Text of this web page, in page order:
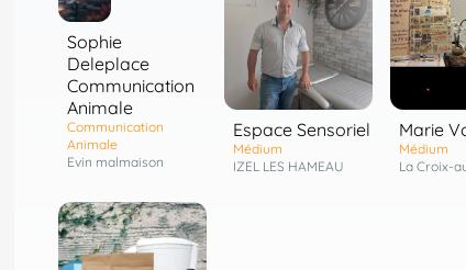
Sophie
Deleplace
Communication
Animale
Communication
Animale
Evin malmaison
Espace Sensoriel
Médium
IZEL LES HAMEAU
Marie
Médium
La Croix-